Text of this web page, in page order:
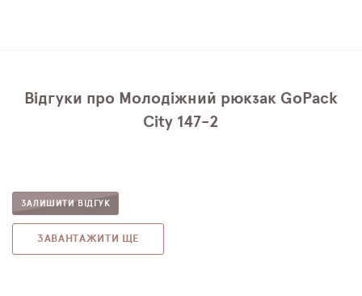
Відгуки про Молодіжний рюкзак GoPack
City 147-2
ЗАЛИШИТИ ВІДГУК
ЗАВАНТАЖИТИ ЩЕ